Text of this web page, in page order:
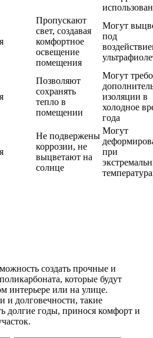
Пропускают
свет, создавая
комфортное
освещение
помещения
Могут
под
Позволяют
сохранять
тепло в
помещении
Могут
изоляции в
холодное
года
Не подвержены
коррозии, не
выцветают на
солнце
Могут
при
создать прочные и
которые будут
интерьере или на улице.
и долговечности, такие
долгие годы, принося комфорт и